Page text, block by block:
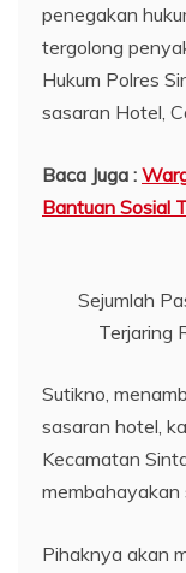
penegakan
tergolong
Hukum Polres
sasaran Hotel,
Baca Juga :
Bantuan Sosial
Sejumlah
Terjaring
Sutikno,
sasaran hotel,
Kecamatan
membahayakan
Pihaknya akan